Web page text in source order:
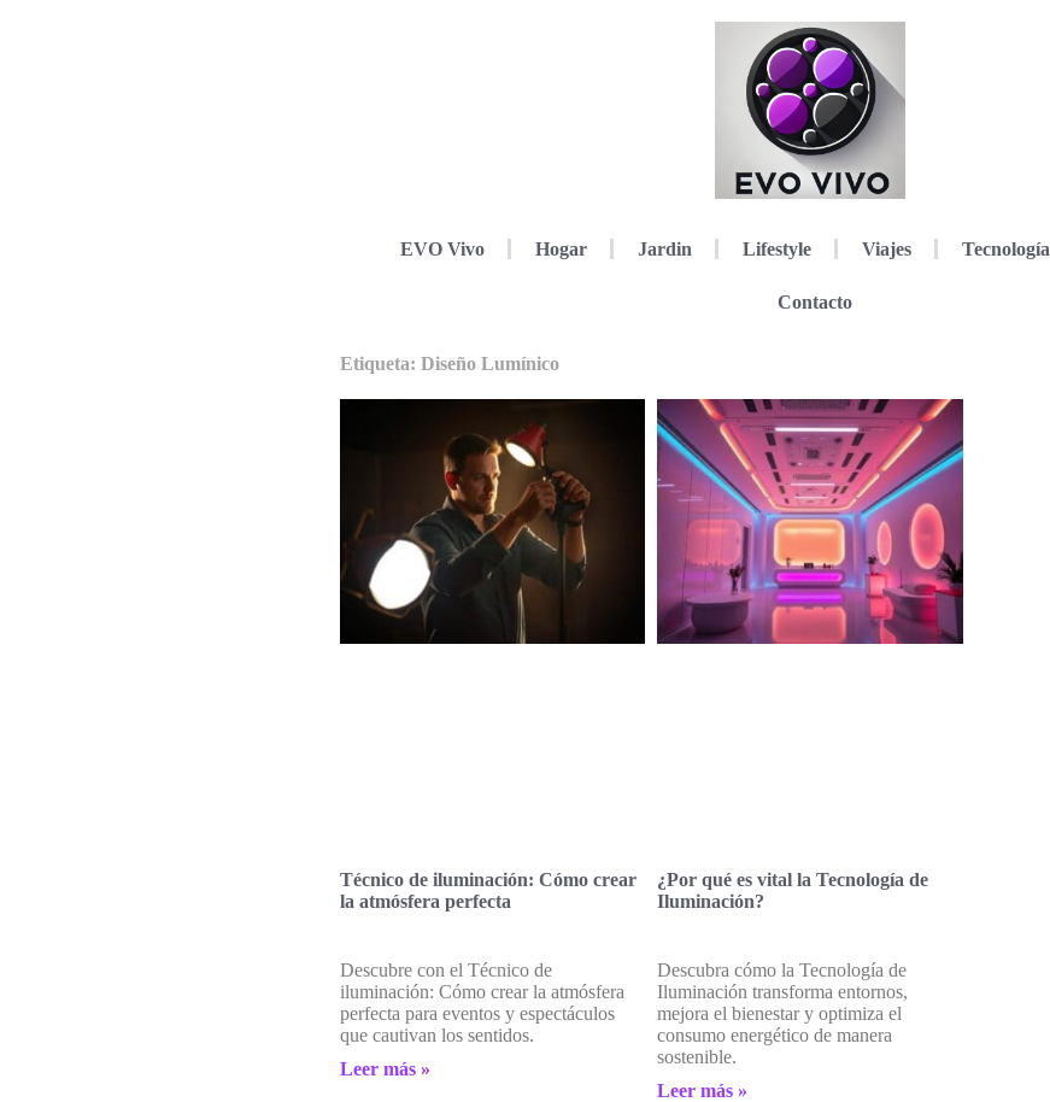
EVO Vivo Hogar Jardin Lifestyle Viajes Tecnología
Contacto
Etiqueta: Diseño Lumínico
Técnico de iluminación: Cómo crear
la atmósfera perfecta
Descubre con el Técnico de
iluminación: Cómo crear la atmósfera
perfecta para eventos y espectáculos
que cautivan los sentidos.
Leer más »
¿Por qué es vital la Tecnología de
Iluminación?
Descubra cómo la Tecnología de
Iluminación transforma entornos,
mejora el bienestar y optimiza el
consumo energético de manera
sostenible.
Leer más »